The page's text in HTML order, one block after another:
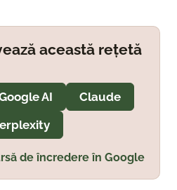
această rețetă
AI
Claude
de încredere în Google